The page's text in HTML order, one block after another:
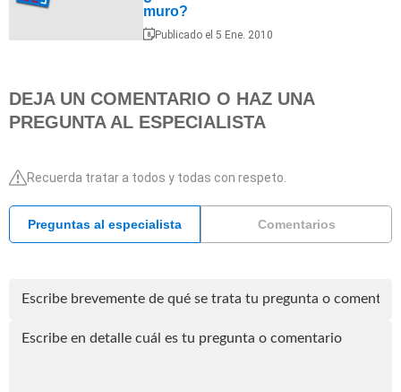
muro?
Publicado el 5 Ene. 2010
DEJA UN COMENTARIO O HAZ UNA
PREGUNTA AL ESPECIALISTA
Recuerda tratar a todos y todas con respeto.
Preguntas al especialista Comentarios